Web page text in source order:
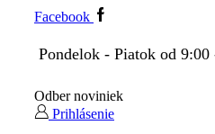
Facebook
Pondelok - Piatok od 9:00
Odber noviniek
Prihlásenie